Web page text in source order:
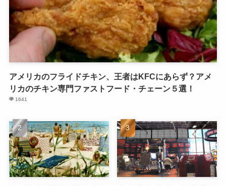
アメリカのフライドチキン、王者はKFCにあらず？アメ
リカのチキン専門ファストフード・チェーン５選！
1641